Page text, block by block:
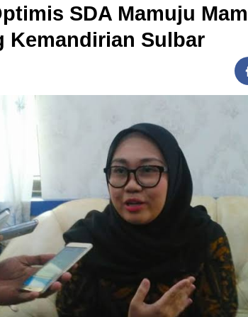
SDA Mamuju
Kemandirian Sulbar